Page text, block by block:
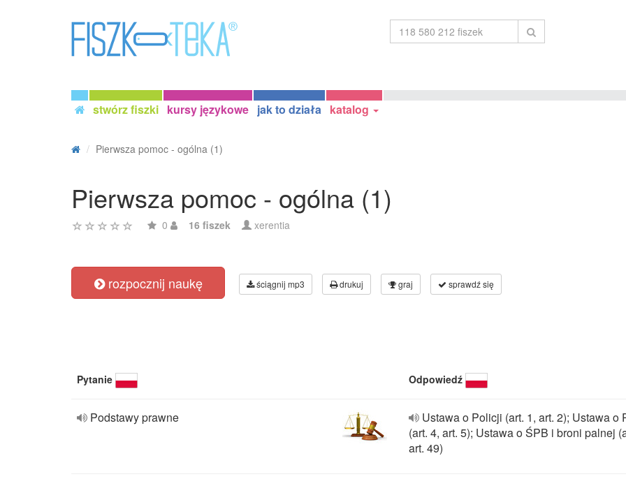
stwórz fiszki kursy językowe jak to działa katalog
Pierwsza pomoc - ogólna (1)
Pierwsza pomoc - ogólna (1)
0 16 fiszek xerentia
rozpocznij naukę ściągnij mp3 drukuj graj sprawdź się
Pytanie Odpowiedź
Podstawy prawne
Ustawa o Policji (art. 1, art. 2); Ustawa o
(art. 4, art. 5); Ustawa o ŚPB i broni palnej
art. 49)